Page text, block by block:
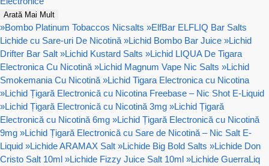
Arată Mai Mult
»Bombo Platinum Tobaccos Nicsalts »ElfBar ELFLIQ Bar Salts
Lichide cu Sare-uri De Nicotină »Lichid Bombo Bar Juice »Lichid
Drifter Bar Salt »Lichid Kustard Salts »Lichid LIQUA De Tigara
Electronica Cu Nicotină »Lichid Magnum Vape Nic Salts »Lichid
Smokemania Cu Nicotină »Lichid Tigara Electronica cu Nicotina
»Lichid Țigară Electronică cu Nicotina Freebase – Nic Shot E-Liquid
»Lichid Țigară Electronică cu Nicotină 3mg »Lichid Țigară
Electronică cu Nicotină 6mg »Lichid Țigară Electronică cu Nicotină
9mg »Lichid Țigară Electronică cu Sare de Nicotină – Nic Salt E-
Liquid »Lichide ARAMAX Salt »Lichide Big Bold Salts »Lichide Don
Cristo Salt 10ml »Lichide Fizzy Juice Salt 10ml »Lichide GuerraLiq